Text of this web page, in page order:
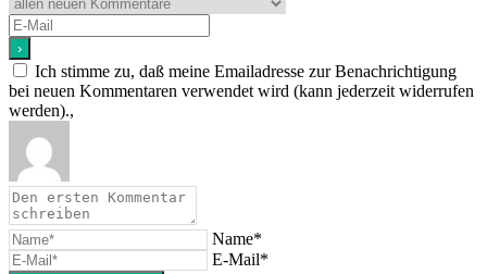
Ich stimme zu, daß meine Emailadresse zur Benachrichtigung
bei neuen Kommentaren verwendet wird (kann jederzeit widerrufen
werden).,
Name*
E-Mail*